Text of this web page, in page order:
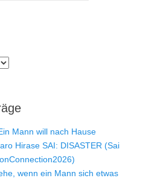
Mann will nach Hause
Hirase SAI: DISASTER (Sai
wenn ein Mann sich etwas